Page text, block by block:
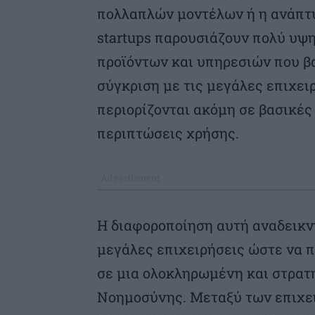
πολλαπλών μοντέλων ή η
startups παρουσιάζουν πολύ
προϊόντων και υπηρεσιών που
σύγκριση με τις μεγάλες
περιορίζονται ακόμη σε
περιπτώσεις χρήσης.
Η διαφοροποίηση αυτή
μεγάλες επιχειρήσεις ώστε να
σε μια ολοκληρωμένη και
Νοημοσύνης. Μεταξύ των